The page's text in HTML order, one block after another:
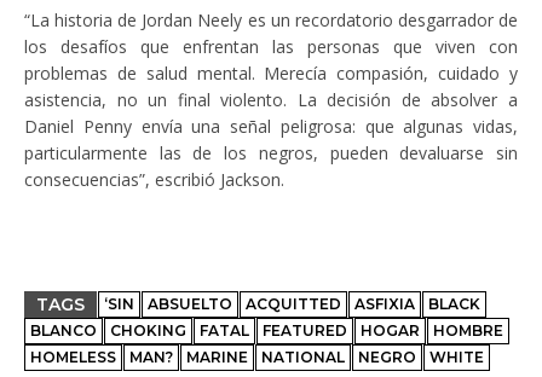
“La historia de Jordan Neely es un recordatorio desgarrador de
los desafíos que enfrentan las personas que viven con
problemas de salud mental. Merecía compasión, cuidado y
asistencia, no un final violento. La decisión de absolver a
Daniel Penny envía una señal peligrosa: que algunas vidas,
particularmente las de los negros, pueden devaluarse sin
consecuencias”, escribió Jackson.
TAGS ‘SIN ABSUELTO ACQUITTED ASFIXIA
BLACK
BLANCO
CHOKING FATAL FEATURED HOGAR
HOMBRE
HOMELESS
MAN? MARINE NATIONAL NEGRO WHITE